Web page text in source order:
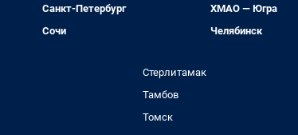
Санкт-Петербург
Сочи
ХМАО — Югра
Челябинск
Стерлитамак
Тамбов
Томск